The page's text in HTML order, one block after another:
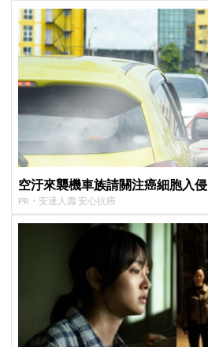
空汙來襲機車族請關注癌細胞入侵
PR・安達人壽 安心抗癌